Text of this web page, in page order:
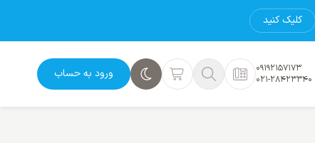
کلیک کنید
09192157173
021-28423340
ورود به حساب